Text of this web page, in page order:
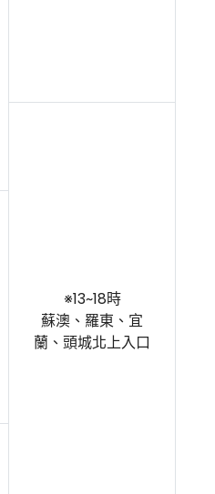
※13~18時
蘇澳、羅東、宜
蘭、頭城北上入口